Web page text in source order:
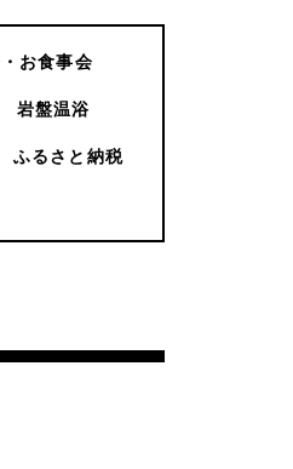
お食事会
岩盤温浴
ふるさと納税